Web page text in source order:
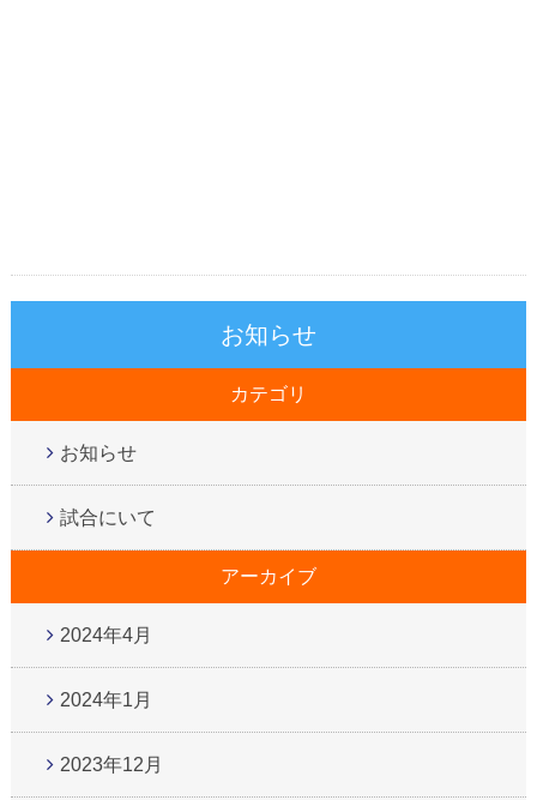
お知らせ
カテゴリ
お知らせ
試合にいて
アーカイブ
2024年4月
2024年1月
2023年12月